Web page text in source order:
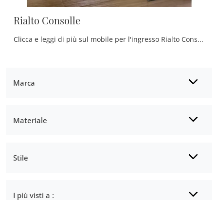
Marca
Materiale
Stile
I più visti a :
Rialto Consolle
Clicca e leggi di più sul mobile per l'ingresso Rialto Consolle di Fiam! Potrai allestire spazi classici attrezzandoli al meglio.